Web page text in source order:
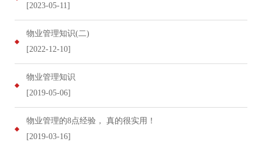
[2023-05-11]
物业管理知识(二)
[2022-12-10]
物业管理知识
[2019-05-06]
物业管理的8点经验， 真的很实用！
[2019-03-16]